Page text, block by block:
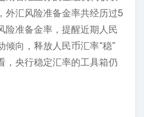
外汇风险准备金率共经历过5
险准备金率，提醒近期人民
倾向，释放人民币汇率“稳”
，央行稳定汇率的工具箱仍